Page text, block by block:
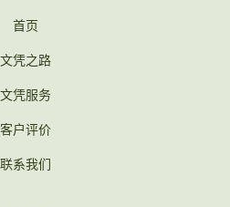
首页
文凭之路
文凭服务
客户评价
联系我们